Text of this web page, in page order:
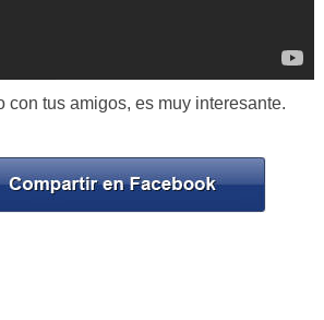
con tus amigos, es muy interesante.